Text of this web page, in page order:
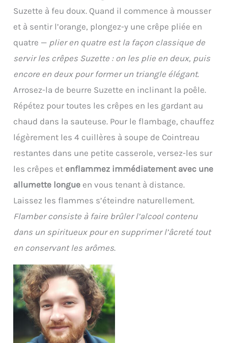
Suzette à feu doux. Quand il commence à mousser
et à sentir l’orange, plongez-y une crêpe pliée en
quatre — plier en quatre est la façon classique de
servir les crêpes Suzette : on les plie en deux, puis
encore en deux pour former un triangle élégant.
Arrosez-la de beurre Suzette en inclinant la poêle.
Répétez pour toutes les crêpes en les gardant au
chaud dans la sauteuse. Pour le flambage, chauffez
légèrement les 4 cuillères à soupe de Cointreau
restantes dans une petite casserole, versez-les sur
les crêpes et enflammez immédiatement avec une
allumette longue en vous tenant à distance.
Laissez les flammes s’éteindre naturellement.
Flamber consiste à faire brûler l’alcool contenu
dans un spiritueux pour en supprimer l’âcreté tout
en conservant les arômes.